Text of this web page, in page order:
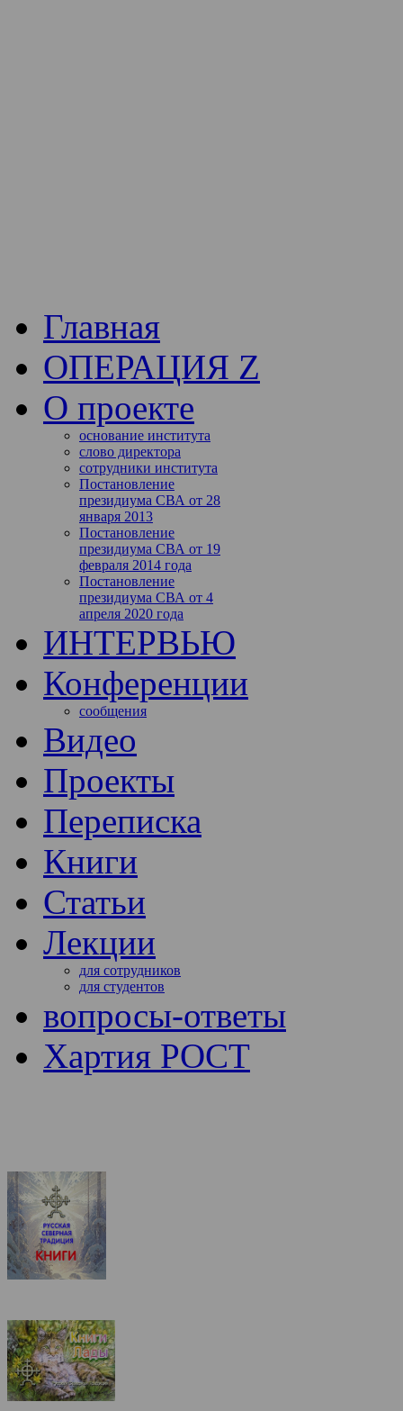
Главная
ОПЕРАЦИЯ Z
О проекте
основание института
слово директора
сотрудники института
Постановление
президиума СВА от 28
января 2013
Постановление
президиума СВА от 19
февраля 2014 года
Постановление
президиума СВА от 4
апреля 2020 года
ИНТЕРВЬЮ
Конференции
сообщения
Видео
Проекты
Переписка
Книги
Статьи
Лекции
для сотрудников
для студентов
вопросы-ответы
Хартия РОСТ